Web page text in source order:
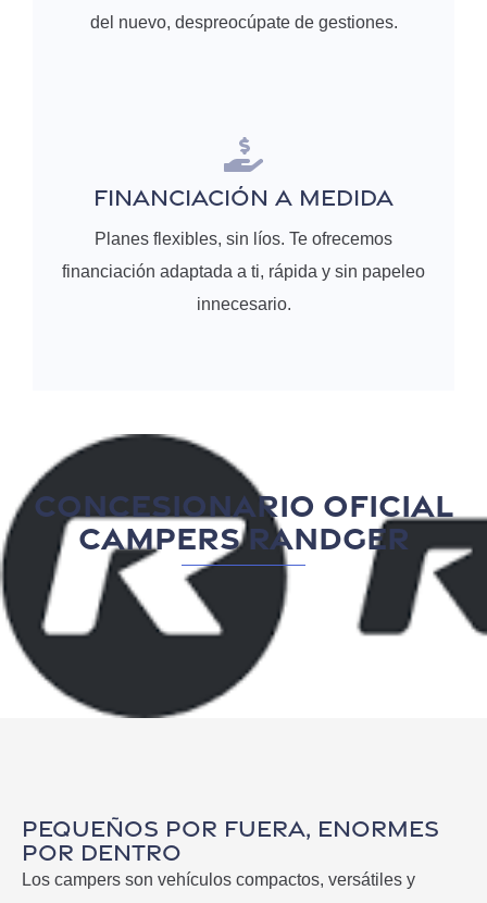
del nuevo, despreocúpate de gestiones.
FINANCIACIÓN A MEDIDA
Planes flexibles, sin líos. Te ofrecemos
financiación adaptada a ti, rápida y sin papeleo
innecesario.
Concesionario oficial
campers randger
Pequeños por fuera, enormes
por dentro
Los campers son vehículos compactos, versátiles y